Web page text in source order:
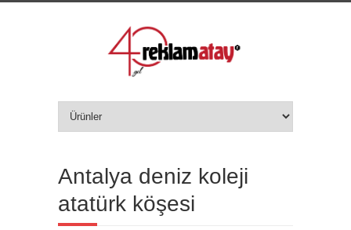
Antalya deniz koleji
atatürk köşesi